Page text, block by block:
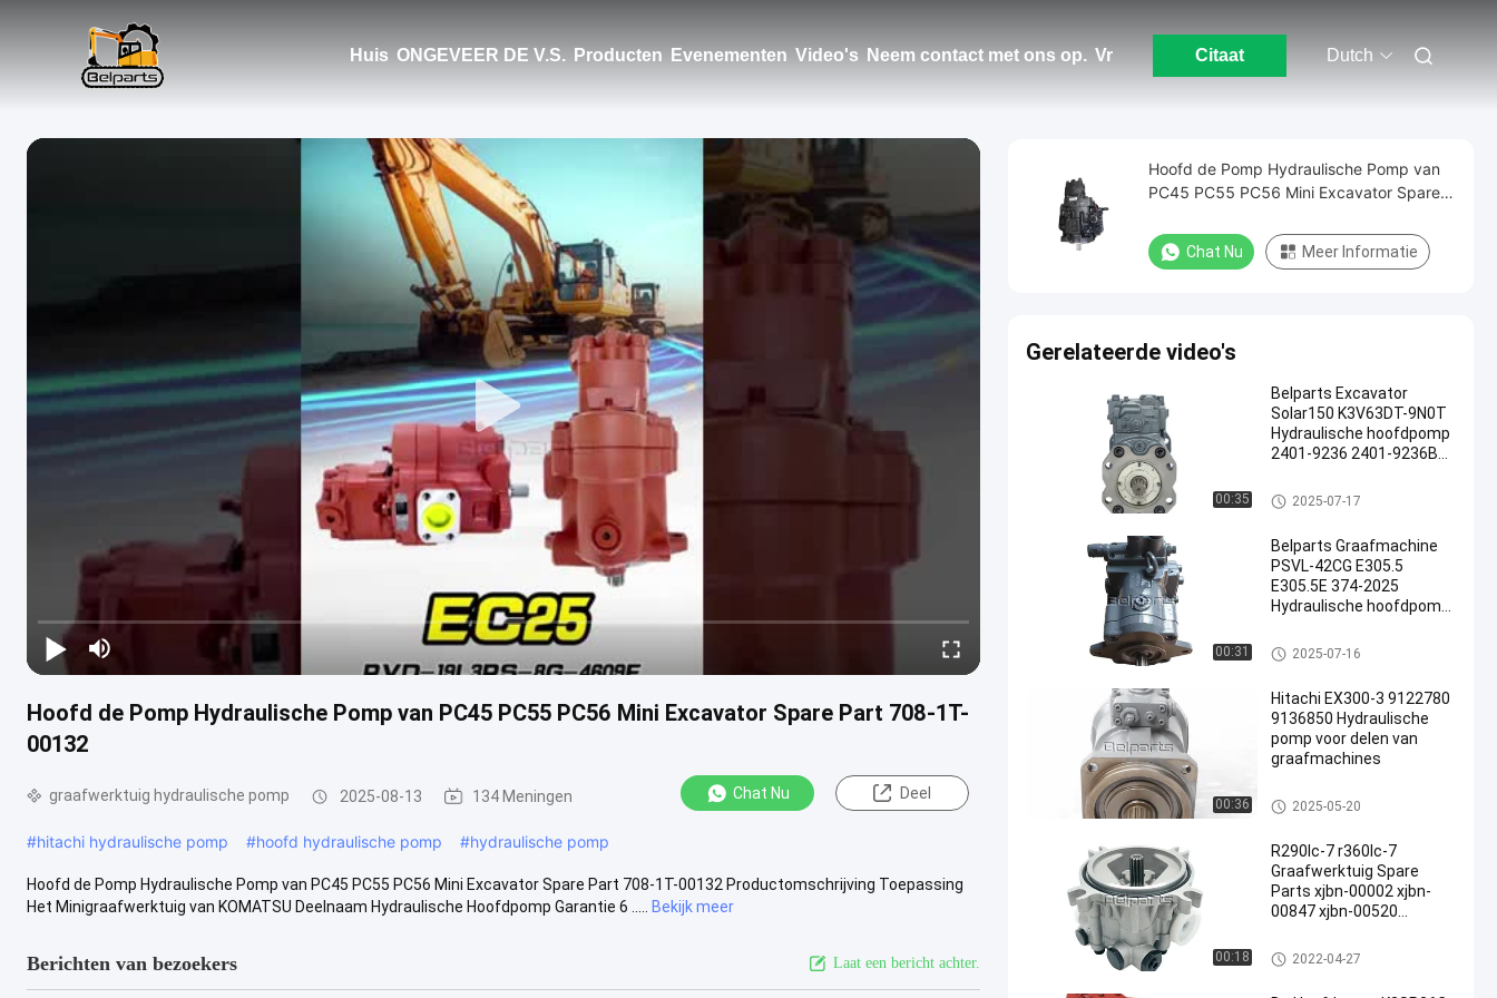
Huis ONGEVEER DE V.S. Producten Evenementen Video's Neem contact met ons op. Vr Citaat Dutch
Hoofd de Pomp Hydraulische Pomp van PC45 PC55 PC56 Mini Excavator Spare Part 708-1T-
00132
graafwerktuig hydraulische pomp 2025-08-13 134 Meningen Chat Nu Deel
#hitachi hydraulische pomp #hoofd hydraulische pomp #hydraulische pomp
Hoofd de Pomp Hydraulische Pomp van PC45 PC55 PC56 Mini Excavator Spare Part 708-1T-00132 Productomschrijving Toepassing
Het Minigraafwerktuig van KOMATSU Deelnaam Hydraulische Hoofdpomp Garantie 6 .....
Bekijk meer
Berichten van bezoekers Laat een bericht achter.
Hoofd de Pomp Hydraulische Pomp van
PC45 PC55 PC56 Mini Excavator Spare
Chat Nu Meer Informatie
Gerelateerde video's
00:35
Belparts Excavator
Solar150 K3V63DT-9N0T
Hydraulische hoofdpomp
2401-9236 2401-9236B
graafwerktuig hydraulische po
mp
2025-07-17
00:31
Belparts Graafmachine
PSVL-42CG E305.5
E305.5E 374-2025
Hydraulische hoofdpomp
graafwerktuig hydraulische po
mp
2025-07-16
00:36
Hitachi EX300-3 9122780
9136850 Hydraulische
pomp voor delen van
graafmachines
graafwerktuig hydraulische po
mp
2025-05-20
00:18
R290lc-7 r360lc-7
Graafwerktuig Spare
Parts xjbn-00002 xjbn-
00847 xjbn-00520
Bouwmateriaal van de
Toestelpomp
Hydraulische pomp Gear
2022-04-27